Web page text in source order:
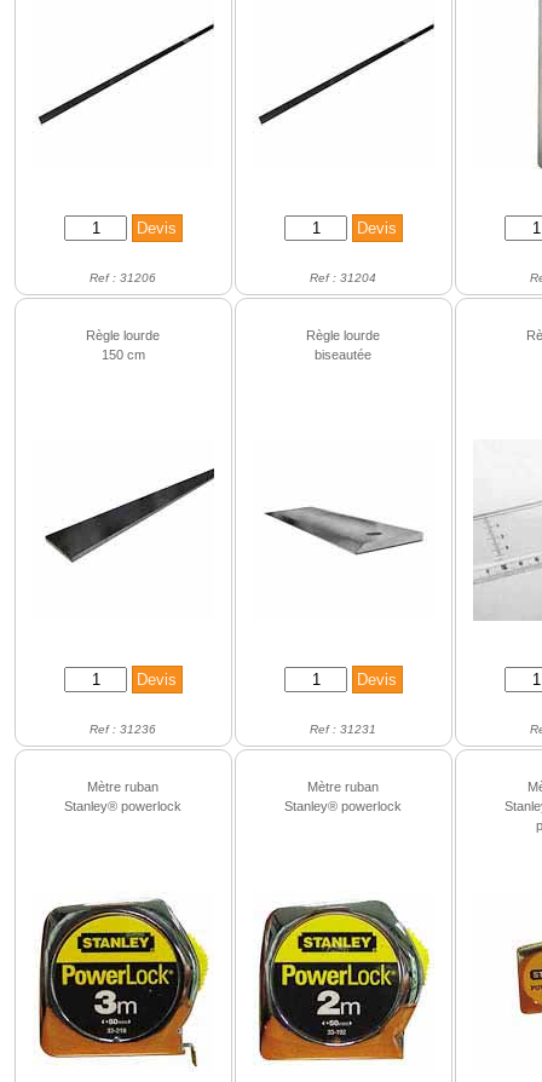
Ref : 31206 Ref : 31204
Règle lourde
150 cm
Ref : 31236
Règle lourde
biseautée
Ref : 31231
Mètre ruban
Stanley® powerlock
Mètre ruban
Stanley® powerlock